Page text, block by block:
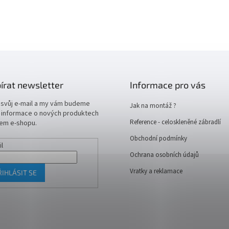
newsletter
e-mail a my vám budeme
o nových produktech
e-shopu.
SE
Informace pro vás
Jak na montáž ?
Reference - celoskleněné zábradlí
Obchodní podmínky
Ochrana osobních údajů
Vratky a reklamace